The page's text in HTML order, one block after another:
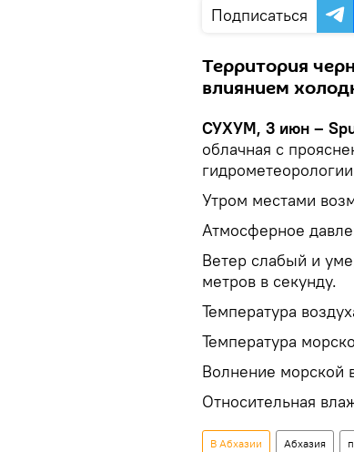
Подписаться
Территория
влиянием
СУХУМ, 3 июн –
облачная с
Утром местами
Атмосферное
Ветер слабый и
метров в секунду.
Температура
Температура
Волнение морской
Относительная
В Абхазии Абхазия